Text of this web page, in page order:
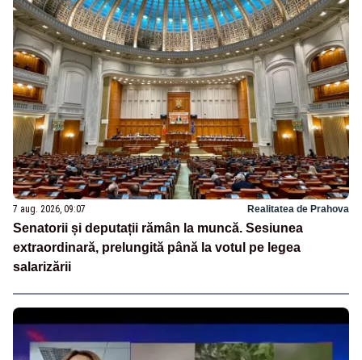
7 aug. 2026, 09:07 Realitatea de Prahova
Senatorii și deputații rămân la muncă. Sesiunea
extraordinară, prelungită până la votul pe legea
salarizării